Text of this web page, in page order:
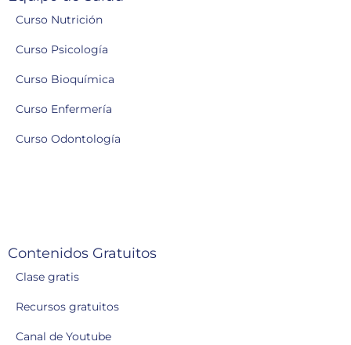
Curso Nutrición
Curso Psicología
Curso Bioquímica
Curso Enfermería
Curso Odontología
Contenidos Gratuitos
Clase gratis
Recursos gratuitos
Canal de Youtube